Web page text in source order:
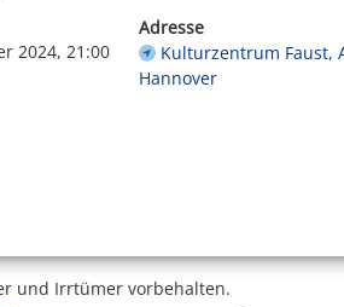
2024, 21:00
Adresse
Kulturzentrum Faust,
Hannover
und Irrtümer vorbehalten.